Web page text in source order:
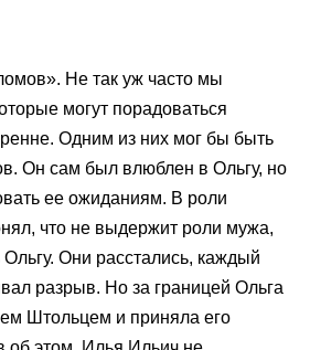
Не так уж часто мы
могут порадоваться
Одним из них мог бы быть
Он сам был влюблен в Ольгу, но
ее ожиданиям. В роли
что не выдержит роли мужа,
Ольгу. Они расстались, каждый
разрыв. Но за границей Ольга
Штольцем и приняла его